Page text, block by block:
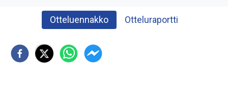
Otteluennakko Otteluraportti